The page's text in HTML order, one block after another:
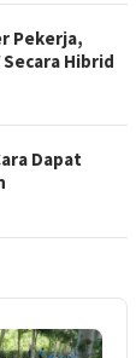
Pekerja,
Secara Hibrid
Dapat